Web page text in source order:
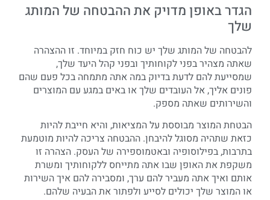
הגדר באופן מדויק את ההבטחה של המותג
שלך
להבטחה של המותג שלך יש כוח חזק במיוחד. זו ההצהרה
שאתה מצהיר בפני לקוחותיך ובפני קהל היעד שלך,
שמסייעת להם לדעת בדיוק במה אתה מתמחה בכל פעם שהם
פונים אליך, אל העובדים שלך או באים במגע עם המוצרים
והשירותים שאתה מספק.
הבטחת המוצר מבוססת על המציאות, והיא חייבת להיות
כזאת שתהיה מסוגל להיבחן. ההבטחה צריכה להיות מוטמעת
בתרבות, בפילוסופיה ובאטמוספירה של העסק. הצהרה זו
משקפת את האופן שבו אתה מתייחס ללקוחותיך ומשרת
אותם ואיך אתה מעביר להם ערך, ומסבירה להם איך השירות
או המוצר שלך יכולים לסייע ולפתור את הבעיה שלהם.